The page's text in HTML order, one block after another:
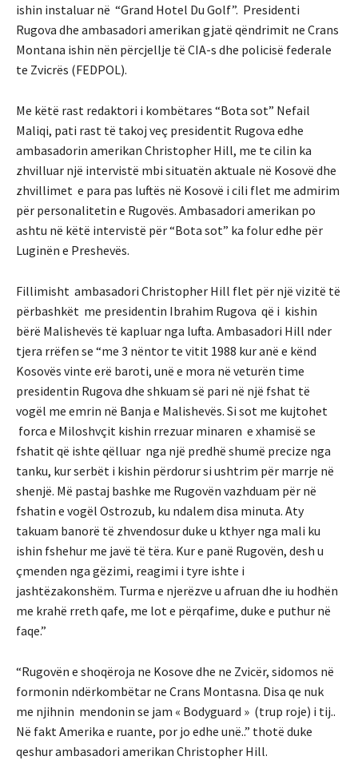
ishin instaluar në “Grand Hotel Du Golf”. Presidenti
Rugova dhe ambasadori amerikan gjatë qëndrimit ne Crans
Montana ishin nën përcjellje të CIA-s dhe policisë federale
te Zvicrës (FEDPOL).
Me këtë rast redaktori i kombëtares “Bota sot” Nefail
Maliqi, pati rast të takoj veç presidentit Rugova edhe
ambasadorin amerikan Christopher Hill, me te cilin ka
zhvilluar një intervistë mbi situatën aktuale në Kosovë dhe
zhvillimet e para pas luftës në Kosovë i cili flet me admirim
për personalitetin e Rugovës. Ambasadori amerikan po
ashtu në këtë intervistë për “Bota sot” ka folur edhe për
Luginën e Preshevës.
Fillimisht ambasadori Christopher Hill flet për një vizitë të
përbashkët me presidentin Ibrahim Rugova që i kishin
bërë Malishevës të kapluar nga lufta. Ambasadori Hill nder
tjera rrëfen se “me 3 nëntor te vitit 1988 kur anë e kënd
Kosovës vinte erë baroti, unë e mora në veturën time
presidentin Rugova dhe shkuam së pari në një fshat të
vogël me emrin në Banja e Malishevës. Si sot me kujtohet
forca e Miloshvçit kishin rrezuar minaren e xhamisë se
fshatit që ishte qëlluar nga një predhë shumë precize nga
tanku, kur serbët i kishin përdorur si ushtrim për marrje në
shenjë. Më pastaj bashke me Rugovën vazhduam për në
fshatin e vogël Ostrozub, ku ndalem disa minuta. Aty
takuam banorë të zhvendosur duke u kthyer nga mali ku
ishin fshehur me javë të tëra. Kur e panë Rugovën, desh u
çmenden nga gëzimi, reagimi i tyre ishte i
jashtëzakonshëm. Turma e njerëzve u afruan dhe iu hodhën
me krahë rreth qafe, me lot e përqafime, duke e puthur në
faqe.”
“Rugovën e shoqëroja ne Kosove dhe ne Zvicër, sidomos në
formonin ndërkombëtar ne Crans Montasna. Disa qe nuk
me njihnin mendonin se jam « Bodyguard » (trup roje) i tij..
Në fakt Amerika e ruante, por jo edhe unë..” thotë duke
qeshur ambasadori amerikan Christopher Hill.